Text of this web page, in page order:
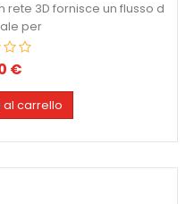
3D fornisce un flusso d
per
€
al carrello